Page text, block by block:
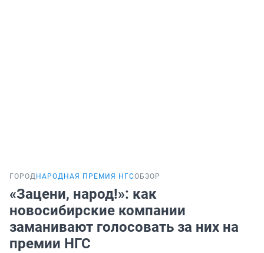
ГОРОД НАРОДНАЯ ПРЕМИЯ НГСОБЗОР
«Зацени, народ!»: как
новосибирские компании
заманивают голосовать за них на
премии НГС